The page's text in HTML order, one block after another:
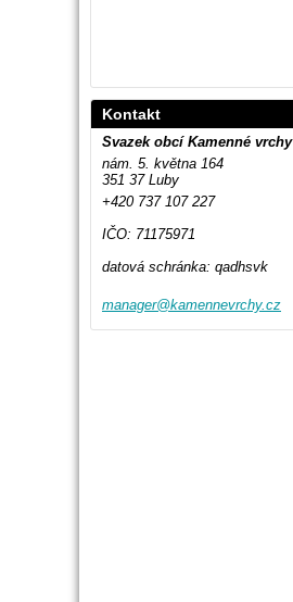
Kontakt
Svazek obcí Kamenné vrchy
nám. 5. května 164
351 37 Luby
+420 737 107 227
IČO: 71175971
datová schránka: qadhsvk
manager@kamennevrchy.cz